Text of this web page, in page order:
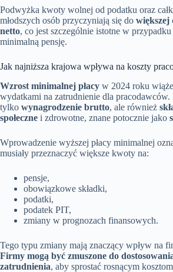
Podwyżka kwoty wolnej od podatku oraz
młodszych osób przyczyniają się do większej
netto, co jest szczególnie istotne w
minimalną pensję.
Jak najniższa krajowa wpływa na koszty
Wzrost minimalnej płacy w 2024 roku
wydatkami na zatrudnienie dla
tylko wynagrodzenie brutto, ale również
społeczne i zdrowotne, znane potocznie jako
Wprowadzenie wyższej płacy minimalnej
musiały przeznaczyć większe kwoty na:
pensje,
obowiązkowe składki,
podatki,
podatek PIT,
zmiany w prognozach finansowych.
Tego typu zmiany mają znaczący wpływ na
Firmy mogą być zmuszone do
zatrudnienia, aby sprostać rosnącym